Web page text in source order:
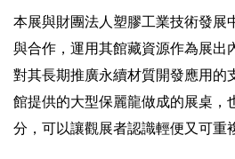
本展與財團法人塑膠工業技術發展
與合作，運用其館藏資源作為展出
對其長期推廣永續材質開發應用的
館提供的大型保麗龍做成的展桌，
分，可以讓觀展者認識輕便又可重